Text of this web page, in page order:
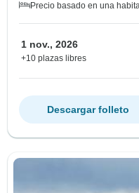
Precio basado en una
1 nov., 2026
+10 plazas libres
Descargar folleto